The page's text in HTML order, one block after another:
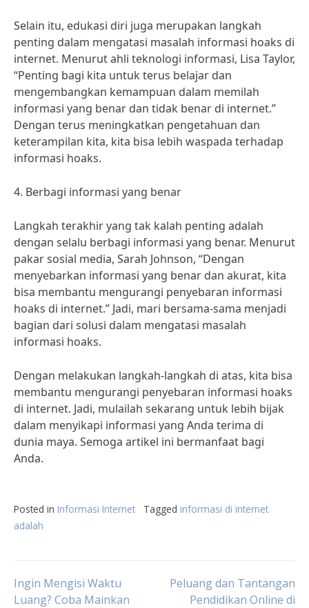
Selain itu, edukasi diri juga merupakan langkah
penting dalam mengatasi masalah informasi hoaks di
internet. Menurut ahli teknologi informasi, Lisa Taylor,
“Penting bagi kita untuk terus belajar dan
mengembangkan kemampuan dalam memilah
informasi yang benar dan tidak benar di internet.”
Dengan terus meningkatkan pengetahuan dan
keterampilan kita, kita bisa lebih waspada terhadap
informasi hoaks.
4. Berbagi informasi yang benar
Langkah terakhir yang tak kalah penting adalah
dengan selalu berbagi informasi yang benar. Menurut
pakar sosial media, Sarah Johnson, “Dengan
menyebarkan informasi yang benar dan akurat, kita
bisa membantu mengurangi penyebaran informasi
hoaks di internet.” Jadi, mari bersama-sama menjadi
bagian dari solusi dalam mengatasi masalah
informasi hoaks.
Dengan melakukan langkah-langkah di atas, kita bisa
membantu mengurangi penyebaran informasi hoaks
di internet. Jadi, mulailah sekarang untuk lebih bijak
dalam menyikapi informasi yang Anda terima di
dunia maya. Semoga artikel ini bermanfaat bagi
Anda.
Posted in Informasi Internet Tagged informasi di internet
adalah
Post
Ingin Mengisi Waktu
Luang? Coba Mainkan
Peluang dan Tantangan
Pendidikan Online di